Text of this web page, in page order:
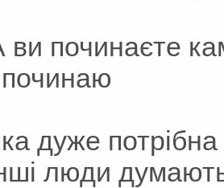
ви починаєте
дуже
люди